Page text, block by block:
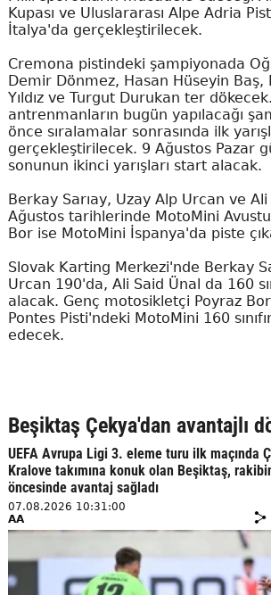
Kupası ve Uluslararası Alpe Adria
İtalya'da gerçekleştirilecek.
Cremona pistindeki şampiyonada
Demir Dönmez, Hasan Hüseyin Baş,
Yıldız ve Turgut Durukan ter
antrenmanların bugün yapılacağı
önce sıralamalar sonrasında ilk
gerçekleştirilecek. 9 Ağustos Pazar
sonunun ikinci yarışları start alacak.
Berkay Sarıay, Uzay Alp Urcan ve
Ağustos tarihlerinde MotoMini
Bor ise MotoMini İspanya'da piste
Slovak Karting Merkezi'nde Berkay
Urcan 190'da, Ali Said Ünal da 160
alacak. Genç motosikletçi Poyraz
Pontes Pisti'ndeki MotoMini 160
edecek.
Beşiktaş Çekya'dan avantajlı
UEFA Avrupa Ligi 3. eleme turu ilk maçında
Kralove takımına konuk olan Beşiktaş,
öncesinde avantaj sağladı
07.08.2026 10:31:00
AA